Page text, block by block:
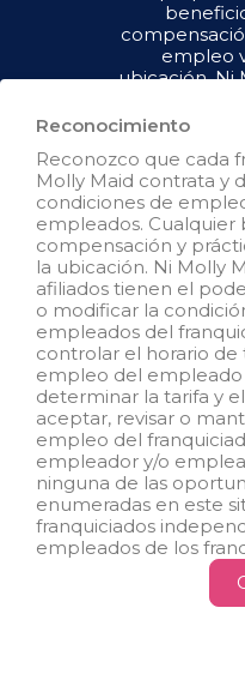
empleo
ubicación. Ni
tienen el
de empleo
controlar el
los
las
determinar la
pago; o (4)
mantener
empleo del
Maid
conjunto
aparecen
ninguno
los
Reconocimiento
Reconozco que cada
Molly Maid contrata y
condiciones de
empleados.
compensación y
la ubicación. Ni Molly
afiliados tienen el
o modificar la
empleados del
controlar el horario de
empleo del empleado
determinar la tarifa y
aceptar, revisar o
empleo del
empleador y/o
ninguna de las
enumeradas en este
franquiciados
empleados de los